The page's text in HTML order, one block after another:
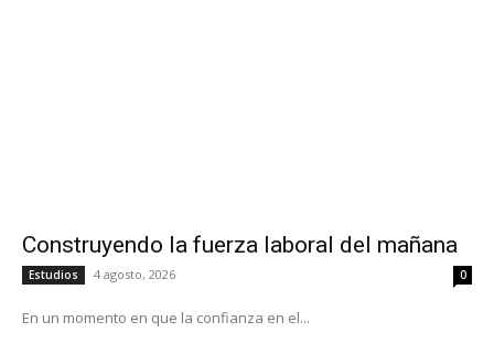
Construyendo la fuerza laboral del mañana
Estudios 4 agosto, 2026 0
En un momento en que la confianza en el...